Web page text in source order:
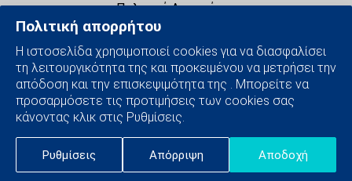
Πολιτική απορρήτου
Η ιστοσελίδα χρησιμοποιεί cookies για να διασφαλίσει
τη λειτουργικότητα της και προκειμένου να μετρήσει την
απόδοση και την επισκεψιμότητα της . Μπορείτε να
προσαρμόσετε τις προτιμήσεις των cookies σας
κάνοντας κλικ στις Ρυθμίσεις.
Αποδοχή
Απόρριψη
Ρυθμίσεις
Πολιτική Απορρήτου
Διαχείριση Cookies
Social Media